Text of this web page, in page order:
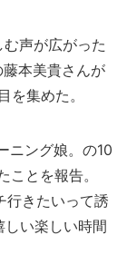
声が広がった
本美貴さんが
を集めた。
ニング娘。の10
とを報告。
行きたいって誘
い楽しい時間